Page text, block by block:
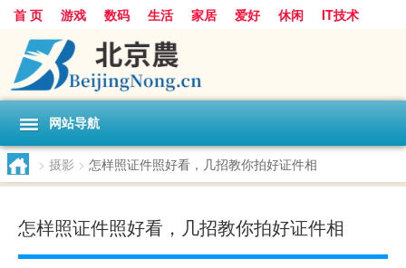
首 页 游戏 数码 生活 家居 爱好 休闲
IT技术
互联网
手机 购物
网站导航
> 摄影 > 怎样照证件照好看，几招教你拍好证件相
怎样照证件照好看，几招教你拍好证件相